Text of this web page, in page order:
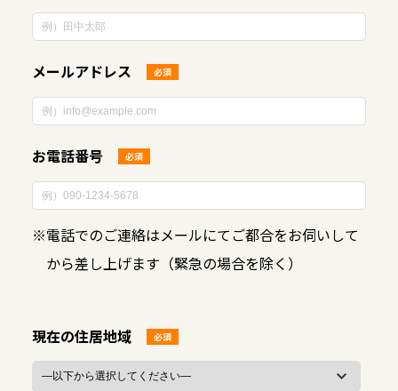
メールアドレス 必須
お電話番号 必須
※電話でのご連絡はメールにてご都合をお伺いして
から差し上げます（緊急の場合を除く）
現在の住居地域 必須